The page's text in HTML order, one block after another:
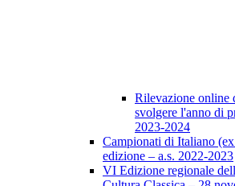
Rilevazione online
svolgere l'anno di
2023-2024
Campionati di Italiano
edizione – a.s. 2022-2023
VI Edizione regionale